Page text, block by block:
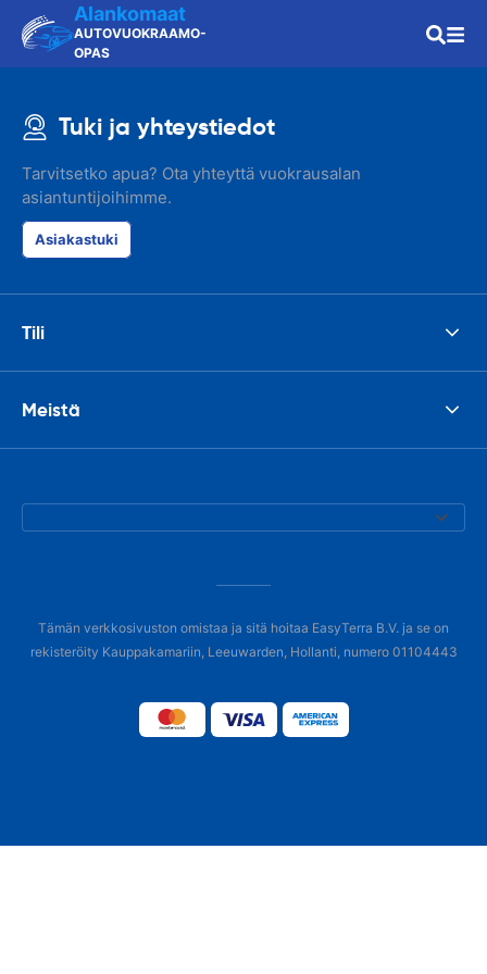
Alankomaat
AUTOVUOKRAAMO-
OPAS
Tuki ja yhteystiedot
Tarvitsetko apua? Ota yhteyttä vuokrausalan
asiantuntijoihimme.
Asiakastuki
Tili
Meistä
Tämän verkkosivuston omistaa ja sitä hoitaa EasyTerra B.V. ja se on
rekisteröity Kauppakamariin, Leeuwarden, Hollanti, numero 01104443